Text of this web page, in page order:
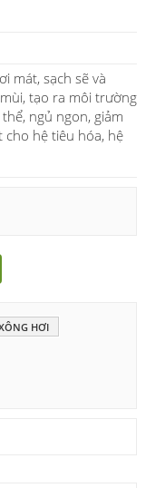
mát, sạch sẽ và
tạo ra môi trường
ngủ ngon, giảm
cho hệ tiêu hóa, hệ
HƠI